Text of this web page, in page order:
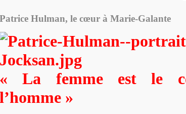
Patrice Hulman, le cœur à Marie-Galante
« La femme est le
l’homme »